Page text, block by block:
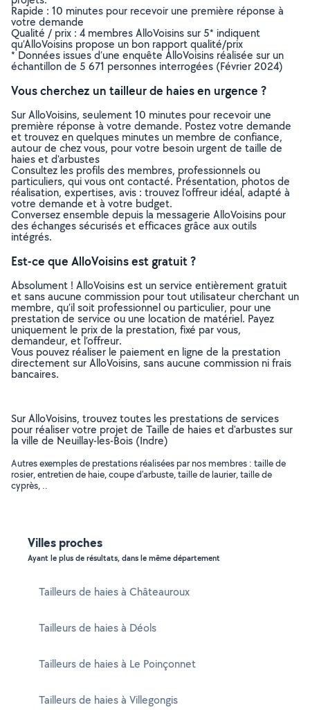
Rapide : 10 minutes pour recevoir une première réponse à
votre demande
Qualité / prix : 4 membres AlloVoisins sur 5* indiquent
qu’AlloVoisins propose un bon rapport qualité/prix
* Données issues d’une enquête AlloVoisins réalisée sur un
échantillon de 5 671 personnes interrogées (Février 2024)
Vous cherchez un tailleur de haies en urgence ?
Sur AlloVoisins, seulement 10 minutes pour recevoir une
première réponse à votre demande. Postez votre demande
et trouvez en quelques minutes un membre de confiance,
autour de chez vous, pour votre besoin urgent de taille de
haies et d'arbustes
Consultez les profils des membres, professionnels ou
particuliers, qui vous ont contacté. Présentation, photos de
réalisation, expertises, avis : trouvez l'offreur idéal, adapté à
votre demande et à votre budget.
Conversez ensemble depuis la messagerie AlloVoisins pour
des échanges sécurisés et efficaces grâce aux outils
intégrés.
Est-ce que AlloVoisins est gratuit ?
Absolument ! AlloVoisins est un service entièrement gratuit
et sans aucune commission pour tout utilisateur cherchant un
membre, qu’il soit professionnel ou particulier, pour une
prestation de service ou une location de matériel. Payez
uniquement le prix de la prestation, fixé par vous,
demandeur, et l’offreur.
Vous pouvez réaliser le paiement en ligne de la prestation
directement sur AlloVoisins, sans aucune commission ni frais
bancaires.
Sur AlloVoisins, trouvez toutes les prestations de services
pour réaliser votre projet de Taille de haies et d'arbustes sur
la ville de Neuillay-les-Bois (Indre)
Autres exemples de prestations réalisées par nos membres : taille de
rosier, entretien de haie, coupe d'arbuste, taille de laurier, taille de
cyprès, ..
Villes proches
Ayant le plus de résultats, dans le même département
Tailleurs de haies à Châteauroux
Tailleurs de haies à Déols
Tailleurs de haies à Le Poinçonnet
Tailleurs de haies à Villegongis